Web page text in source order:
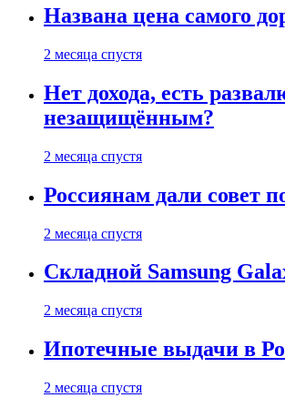
Названа цена самого
2 месяца спустя
Нет дохода, есть
незащищённым?
2 месяца спустя
Россиянам дали совет
2 месяца спустя
Складной Samsung
2 месяца спустя
Ипотечные выдачи в
2 месяца спустя